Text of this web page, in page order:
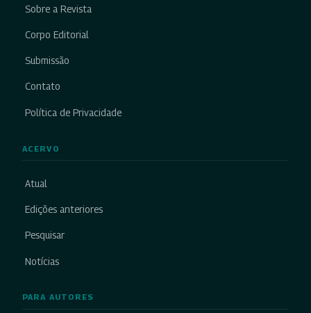
Sobre a Revista
Corpo Editorial
Submissão
Contato
Política de Privacidade
ACERVO
Atual
Edições anteriores
Pesquisar
Notícias
PARA AUTORES